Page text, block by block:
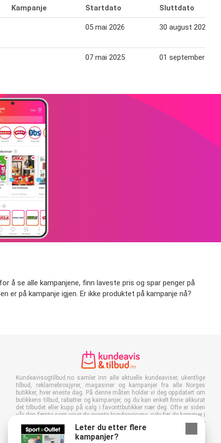
Kampanje Startdato Sluttdato
05 mai 2026 30 august 2026
07 mai 2025 01 september
å se alle kampanjene, finn laveste pris og spar penger på
er på kampanje igjen. Er ikke produktet på kampanje nå?
Leter du etter flere
kampanjer?
Kundeavisogtilbud.no samler inn alle aktuelle kundeaviser, ukentlige
tilbud, reklamebrosjyrer, magasiner og kampanjer fra alle Norges
butikker, hver eneste dag. På denne måten holder vi deg oppdatert om
butikkens tilbud, rabatter og kampanjer, og du kan enkelt finne akkurat
det tilbudet eller kupp på salg i favorittbutikker nær deg. Ofte er siden
vår den første som viser de nyeste kundeavisene, selv før de kommer i
postkassen din! Du kan selvfølgelig også sjekke dem på jobb, skole
eller i butikken. Legg Kundeavisogtilbud.no til som favoritt i nettleseren
din og spar mye tid og penger. Ved å lese digitale kundeaviser bidrar